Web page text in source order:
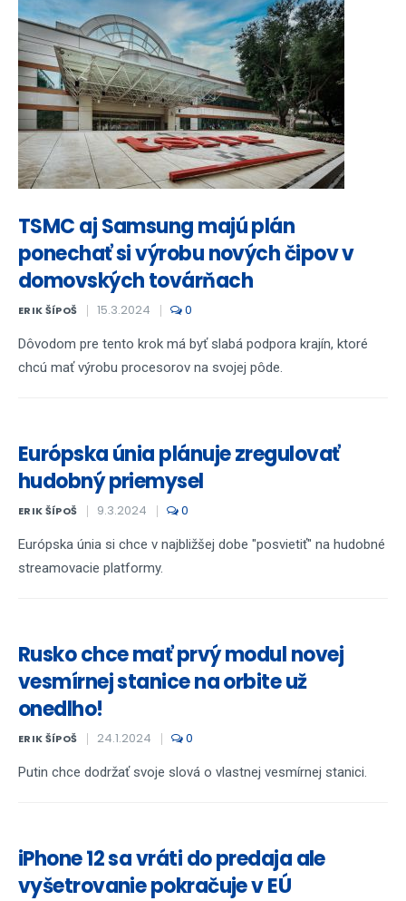
TSMC aj Samsung majú plán
ponechať si výrobu nových čipov v
domovských továrňach
ERIK ŠÍPOŠ 15.3.2024 0
Dôvodom pre tento krok má byť slabá podpora krajín, ktoré
chcú mať výrobu procesorov na svojej pôde.
Európska únia plánuje zregulovať
hudobný priemysel
ERIK ŠÍPOŠ 9.3.2024 0
Európska únia si chce v najbližšej dobe "posvietiť" na hudobné
streamovacie platformy.
Rusko chce mať prvý modul novej
vesmírnej stanice na orbite už
onedlho!
ERIK ŠÍPOŠ 24.1.2024 0
Putin chce dodržať svoje slová o vlastnej vesmírnej stanici.
iPhone 12 sa vráti do predaja ale
vyšetrovanie pokračuje v EÚ